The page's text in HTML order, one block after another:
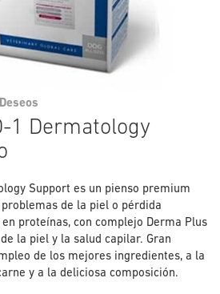
1 Dermatology
Support es un pienso premium
de la piel o pérdida
proteínas, con complejo Derma Plus
la piel y la salud capilar. Gran
de los mejores ingredientes, a la
y a la deliciosa composición.
al
galería
de
imágenes